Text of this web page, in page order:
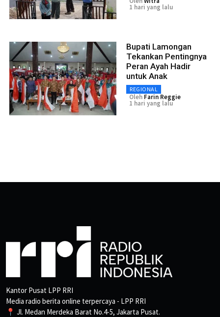
1 hari yang lalu
Bupati Lamongan
Tekankan Pentingnya
Peran Ayah Hadir
untuk Anak
REGIONAL
Oleh Farin Reggie
1 hari yang lalu
Kantor Pusat LPP RRI
Media radio berita online terpercaya - LPP RRI
📍 Jl. Medan Merdeka Barat No.4-5, Jakarta Pusat.